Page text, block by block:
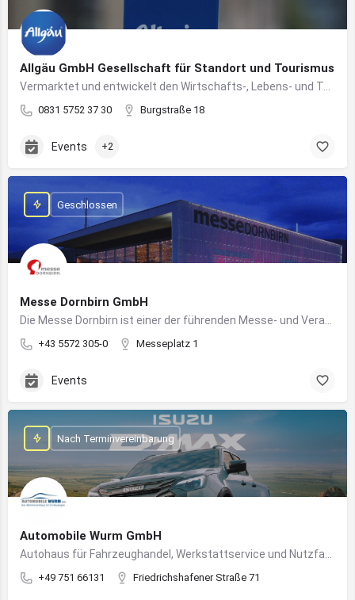
Allgäu GmbH Gesellschaft für Standort und Tourismus
0831 5752 37 30 Burgstraße 18
Events +2
Messe Dornbirn GmbH
+43 5572 305-0 Messeplatz 1
Geschlossen
Events
Automobile Wurm GmbH
+49 751 66131 Friedrichshafener Straße 71
Nach Terminvereinbarung